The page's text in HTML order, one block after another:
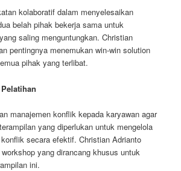
kolaboratif dalam menyelesaikan
belah pihak bekerja sama untuk
saling menguntungkan. Christian
pentingnya menemukan win-win solution
pihak yang terlibat.
manajemen konflik kepada karyawan agar
yang diperlukan untuk mengelola
secara efektif. Christian Adrianto
yang dirancang khusus untuk
ini.